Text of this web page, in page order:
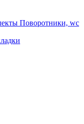
Поворотники, wc